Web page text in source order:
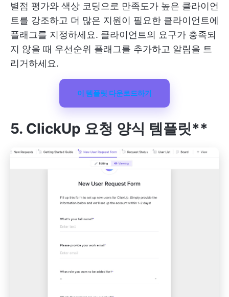
별점 평가와 색상 코딩으로 만족도가 높은 클라이언
트를 강조하고 더 많은 지원이 필요한 클라이언트에
플래그를 지정하세요. 클라이언트의 요구가 충족되
지 않을 때 우선순위 플래그를 추가하고 알림을 트
리거하세요.
이 템플릿 다운로드하기
5. ClickUp 요청 양식 템플릿**